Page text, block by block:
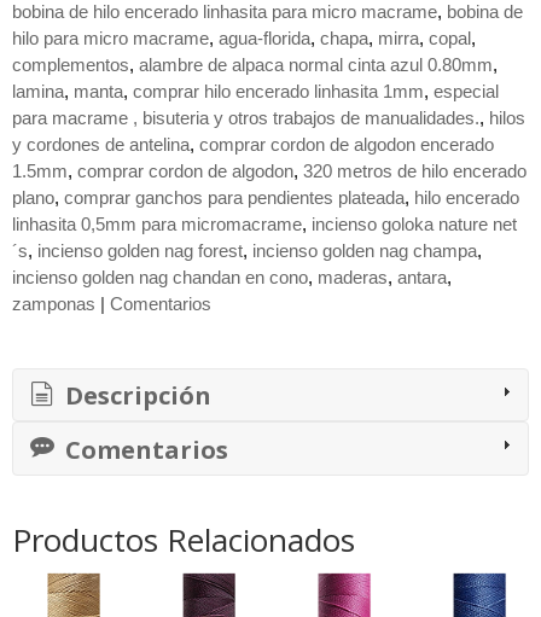
bobina de hilo encerado linhasita para micro macrame bobina de
hilo para micro macrame agua-florida chapa mirra copal
complementos alambre de alpaca normal cinta azul 0.80mm
lamina manta comprar hilo encerado linhasita 1mm especial
para macrame , bisuteria y otros trabajos de manualidades. hilos
y cordones de antelina comprar cordon de algodon encerado
1.5mm comprar cordon de algodon 320 metros de hilo encerado
plano comprar ganchos para pendientes plateada hilo encerado
linhasita 0,5mm para micromacrame incienso goloka nature net
´s incienso golden nag forest incienso golden nag champa
incienso golden nag chandan en cono maderas antara
zamponas | Comentarios
Descripción
Comentarios
Productos Relacionados